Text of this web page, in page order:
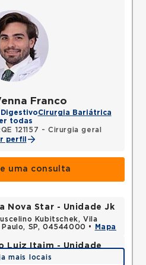
Franco
Cirurgia Bariátrica
todas
121157 - Cirurgia geral
perfil
uma consulta
Nova Star - Unidade Jk
Kubitschek, Vila
SP, 04544000 •
Mapa
Luiz Itaim - Unidade
mais locais